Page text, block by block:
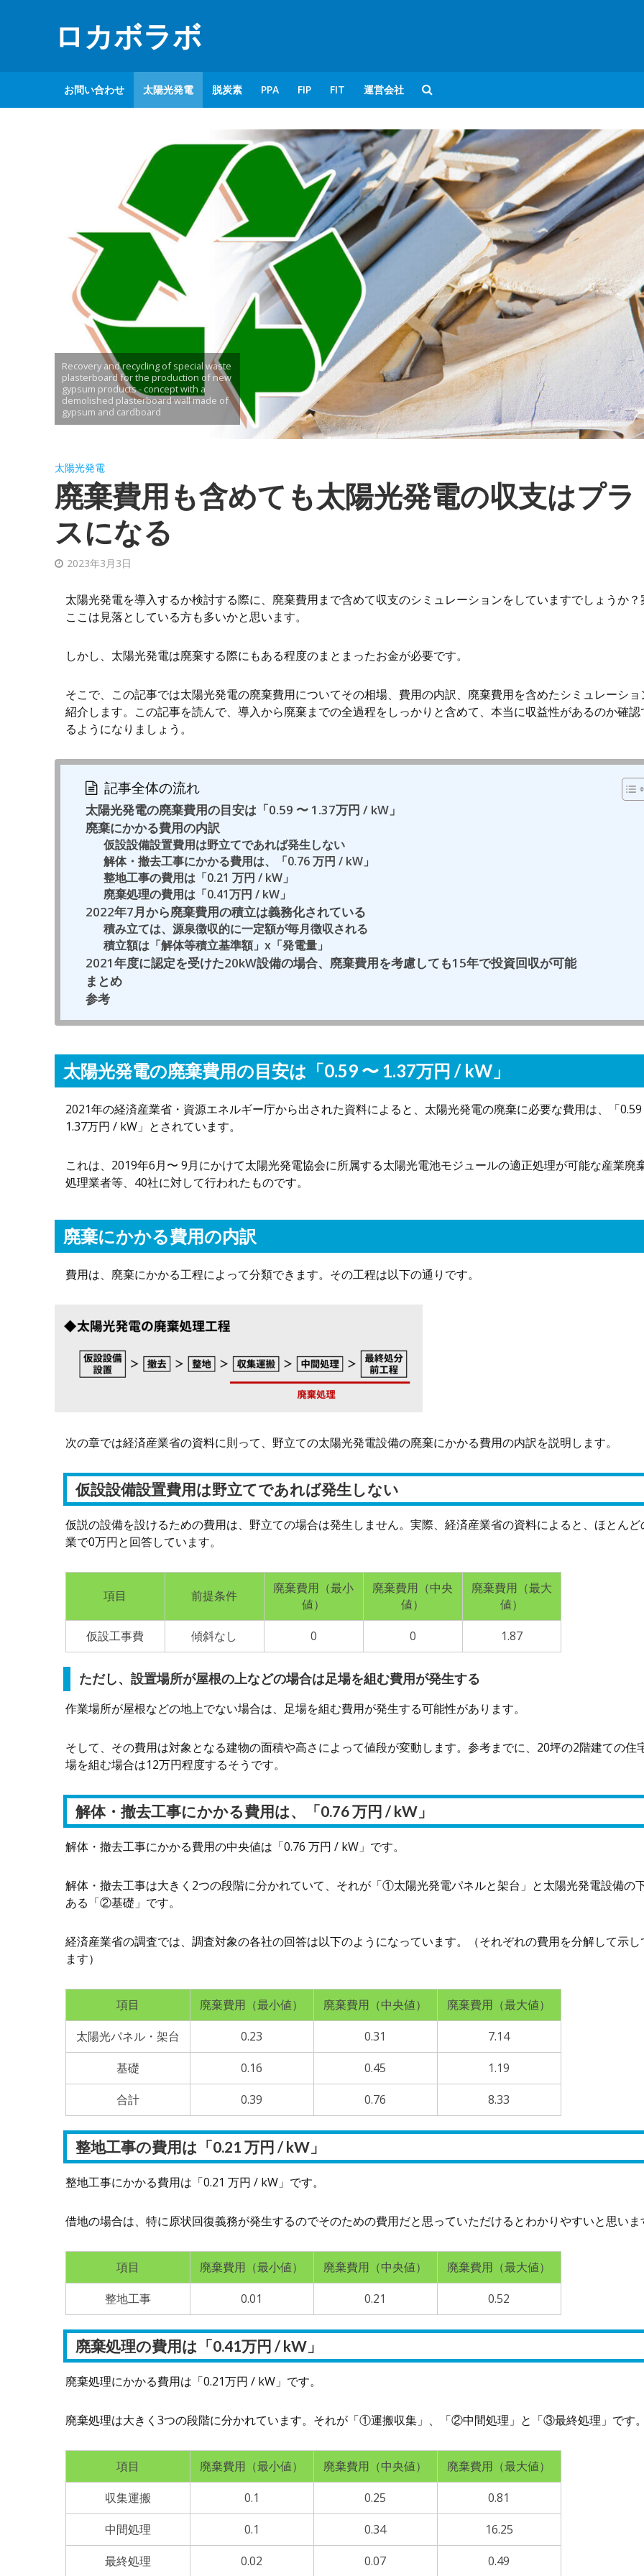
ロカボラボ
お問い合わせ 太陽光発電 脱炭素 PPA FIP FIT 運営会社
Recovery and recycling of special waste
plasterboard for the production of new
gypsum products - concept with a
demolished plasterboard wall made of
gypsum and cardboard
太陽光発電
廃棄費用も含めても太陽光発電の収支はプラ
スになる
2023年3月3日
太陽光発電を導入するか検討する際に、廃棄費用まで含めて収支のシミュレーションをしていますでしょうか？
ここは見落としている方も多いかと思います。
しかし、太陽光発電は廃棄する際にもある程度のまとまったお金が必要です。
そこで、この記事では太陽光発電の廃棄費用についてその相場、費用の内訳、廃棄費用を含めたシミュレーショ
紹介します。この記事を読んで、導入から廃棄までの全過程をしっかりと含めて、本当に収益性があるのか確認
るようになりましょう。
記事全体の流れ
太陽光発電の廃棄費用の目安は「0.59 〜 1.37万円 / kW」
廃棄にかかる費用の内訳
仮設設備設置費用は野立てであれば発生しない
解体・撤去工事にかかる費用は、「0.76 万円 / kW」
整地工事の費用は「0.21 万円 / kW」
廃棄処理の費用は「0.41万円 / kW」
2022年7月から廃棄費用の積立は義務化されている
積み立ては、源泉徴収的に一定額が毎月徴収される
積立額は「解体等積立基準額」x「発電量」
2021年度に認定を受けた20kW設備の場合、廃棄費用を考慮しても15年で投資回収が可能
まとめ
参考
太陽光発電の廃棄費用の目安は「0.59 〜 1.37万円 / kW」
2021年の経済産業省・資源エネルギー庁から出された資料によると、太陽光発電の廃棄に必要な費用は、「
1.37万円 / kW」とされています。
これは、2019年6月〜 9月にかけて太陽光発電協会に所属する太陽光電池モジュールの適正処理が可能な産業廃
処理業者等、40社に対して行われたものです。
廃棄にかかる費用の内訳
費用は、廃棄にかかる工程によって分類できます。その工程は以下の通りです。
次の章では経済産業省の資料に則って、野立ての太陽光発電設備の廃棄にかかる費用の内訳を説明します。
仮設設備設置費用は野立てであれば発生しない
仮説の設備を設けるための費用は、野立ての場合は発生しません。実際、経済産業省の資料によると、ほとんど
業で0万円と回答しています。
項目 前提条件
廃棄費用（最小
値）
廃棄費用（中央
値）
廃棄費用（最大
値）
仮設工事費
傾斜なし 0 0 1.87
ただし、設置場所が屋根の上などの場合は足場を組む費用が発生する
作業場所が屋根などの地上でない場合は、足場を組む費用が発生する可能性があります。
そして、その費用は対象となる建物の面積や高さによって値段が変動します。参考までに、20坪の2階建ての住
場を組む場合は12万円程度するそうです。
解体・撤去工事にかかる費用は、「0.76 万円 / kW」
解体・撤去工事にかかる費用の中央値は「0.76 万円 / kW」です。
解体・撤去工事は大きく2つの段階に分かれていて、それが「①太陽光発電パネルと架台」と太陽光発電設備の
ある「②基礎」です。
経済産業省の調査では、調査対象の各社の回答は以下のようになっています。（それぞれの費用を分解して示し
ます）
項目 廃棄費用（最小値） 廃棄費用（中央値）
廃棄費用（最大値）
太陽光パネル・架台
0.23 0.31
7.14
基礎
0.16 0.45
1.19
合計
0.39 0.76 8.33
整地工事の費用は「0.21 万円 / kW」
整地工事にかかる費用は「0.21 万円 / kW」です。
借地の場合は、特に原状回復義務が発生するのでそのための費用だと思っていただけるとわかりやすいと思いま
項目 廃棄費用（最小値） 廃棄費用（中央値）
廃棄費用（最大値）
整地工事
0.01 0.21 0.52
廃棄処理の費用は「0.41万円 / kW」
廃棄処理にかかる費用は「0.21万円 / kW」です。
廃棄処理は大きく3つの段階に分かれています。それが「①運搬収集」、「②中間処理」と「③最終処理」です
項目 廃棄費用（最小値） 廃棄費用（中央値）
廃棄費用（最大値）
収集運搬
0.1 0.25
0.81
中間処理
0.1 0.34
16.25
最終処理
0.02 0.07 0.49